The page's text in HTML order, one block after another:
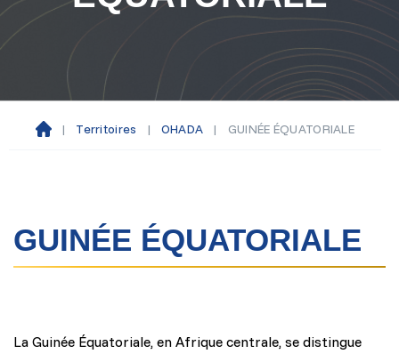
Ac
| Territoires | OHADA | GUINÉE ÉQUATORIALE
GUINÉE ÉQUATORIALE
La Guinée Équatoriale, en Afrique centrale, se distingue